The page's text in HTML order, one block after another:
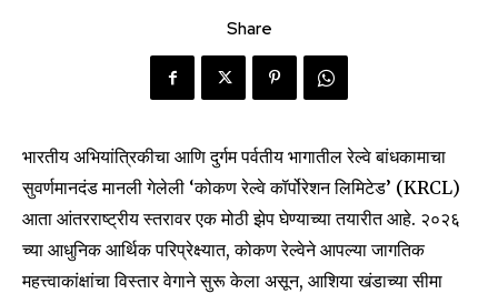
Share
भारतीय अभियांत्रिकीचा आणि दुर्गम पर्वतीय भागातील रेल्वे बांधकामाचा
सुवर्णमानदंड मानली गेलेली ‘कोकण रेल्वे कॉर्पोरेशन लिमिटेड’ (KRCL)
आता आंतरराष्ट्रीय स्तरावर एक मोठी झेप घेण्याच्या तयारीत आहे. २०२६
च्या आधुनिक आर्थिक परिप्रेक्ष्यात, कोकण रेल्वेने आपल्या जागतिक
महत्त्वाकांक्षांचा विस्तार वेगाने सुरू केला असून, आशिया खंडाच्या सीमा